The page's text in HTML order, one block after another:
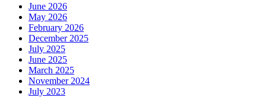
June 2026
May 2026
February 2026
December 2025
July 2025
June 2025
March 2025
November 2024
July 2023